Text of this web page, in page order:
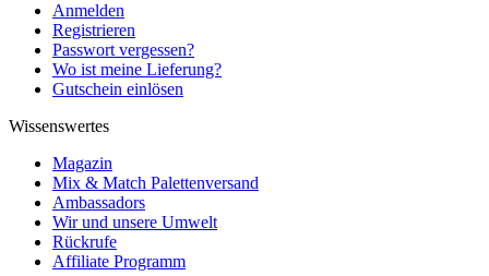
Anmelden
Registrieren
Passwort vergessen?
Wo ist meine Lieferung?
Gutschein einlösen
Wissenswertes
Magazin
Mix & Match Palettenversand
Ambassadors
Wir und unsere Umwelt
Rückrufe
Affiliate Programm